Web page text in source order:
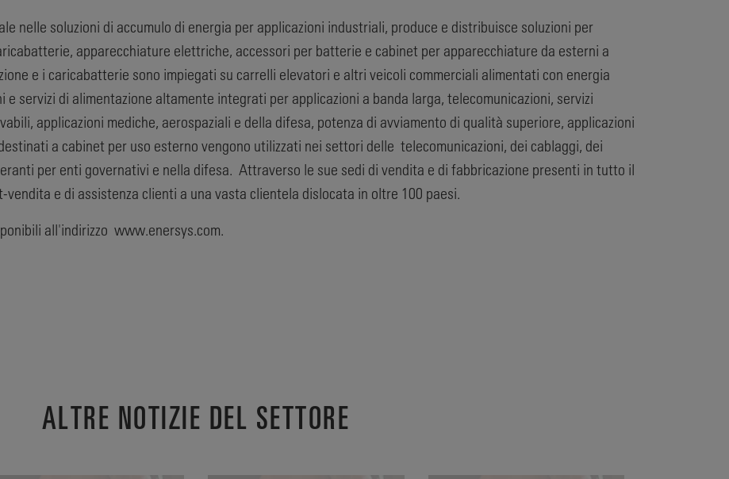
nelle soluzioni di accumulo di energia per applicazioni industriali, produce e distribuisce soluzioni per
apparecchiature elettriche, accessori per batterie e cabinet per apparecchiature da esterni a
e i caricabatterie sono impiegati su carrelli elevatori e altri veicoli commerciali alimentati con energia
servizi di alimentazione altamente integrati per applicazioni a banda larga, telecomunicazioni, servizi
applicazioni mediche, aerospaziali e della difesa, potenza di avviamento di qualità superiore, applicazioni
a cabinet per uso esterno vengono utilizzati nei settori delle telecomunicazioni, dei cablaggi, dei
per enti governativi e nella difesa. Attraverso le sue sedi di vendita e di fabbricazione presenti in tutto il
e di assistenza clienti a una vasta clientela dislocata in oltre 100 paesi.
all'indirizzo www.enersys.com.
ALTRE NOTIZIE DEL SETTORE